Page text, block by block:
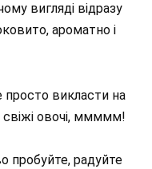
вигляді відразу
ароматно і
просто викласти на
свіжі овочі, ммммм!
пробуйте, радуйте